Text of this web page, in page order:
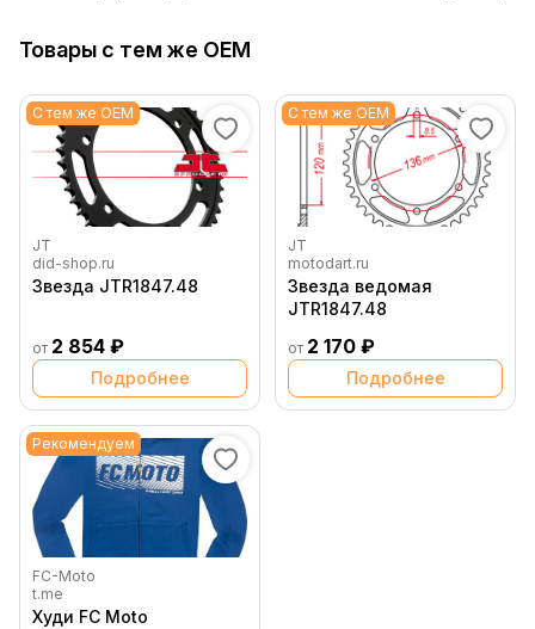
Товары с тем же OEM
С тем же OEM
JT
did-shop.ru
Звезда JTR1847.48
от 2 854 ₽
Подробнее
С тем же OEM
JT
motodart.ru
Звезда ведомая
JTR1847.48
от 2 170 ₽
Подробнее
Рекомендуем
FC-Moto
t.me
Худи FC Moto